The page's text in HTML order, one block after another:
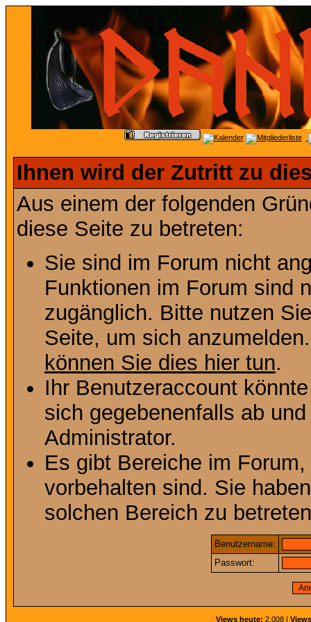
Ihnen wird der Zutritt zu
Aus einem der folgenden
diese Seite zu betreten:
Sie sind im Forum nicht
Funktionen im Forum sind
zugänglich. Bitte nutzen
Seite, um sich
können Sie dies hier tun.
Ihr Benutzeraccount
sich gegebenenfalls ab
Administrator.
Es gibt Bereiche im
vorbehalten sind. Sie
solchen Bereich zu
Benutzername:
Passwort:
Views heute: 2.008 |